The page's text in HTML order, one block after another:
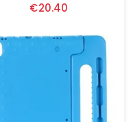
€20.40